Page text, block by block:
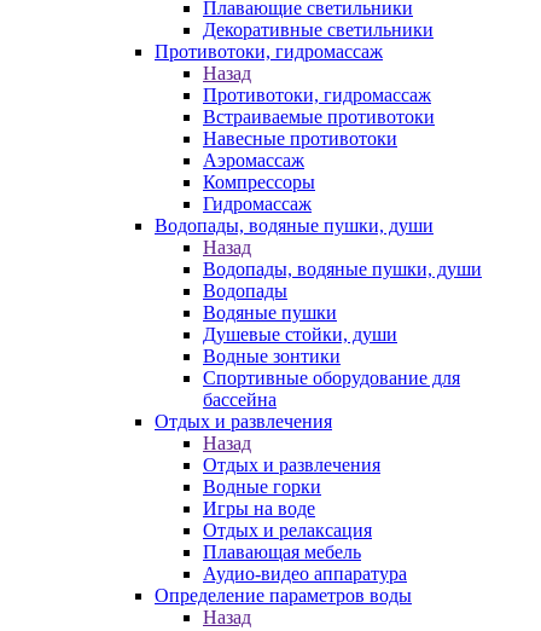
Плавающие светильники
Декоративные светильники
Противотоки, гидромассаж
Назад
Противотоки, гидромассаж
Встраиваемые противотоки
Навесные противотоки
Аэромассаж
Компрессоры
Гидромассаж
Водопады, водяные пушки, души
Назад
Водопады, водяные пушки, души
Водопады
Водяные пушки
Душевые стойки, души
Водные зонтики
Спортивные оборудование для
бассейна
Отдых и развлечения
Назад
Отдых и развлечения
Водные горки
Игры на воде
Отдых и релаксация
Плавающая мебель
Аудио-видео аппаратура
Определение параметров воды
Назад